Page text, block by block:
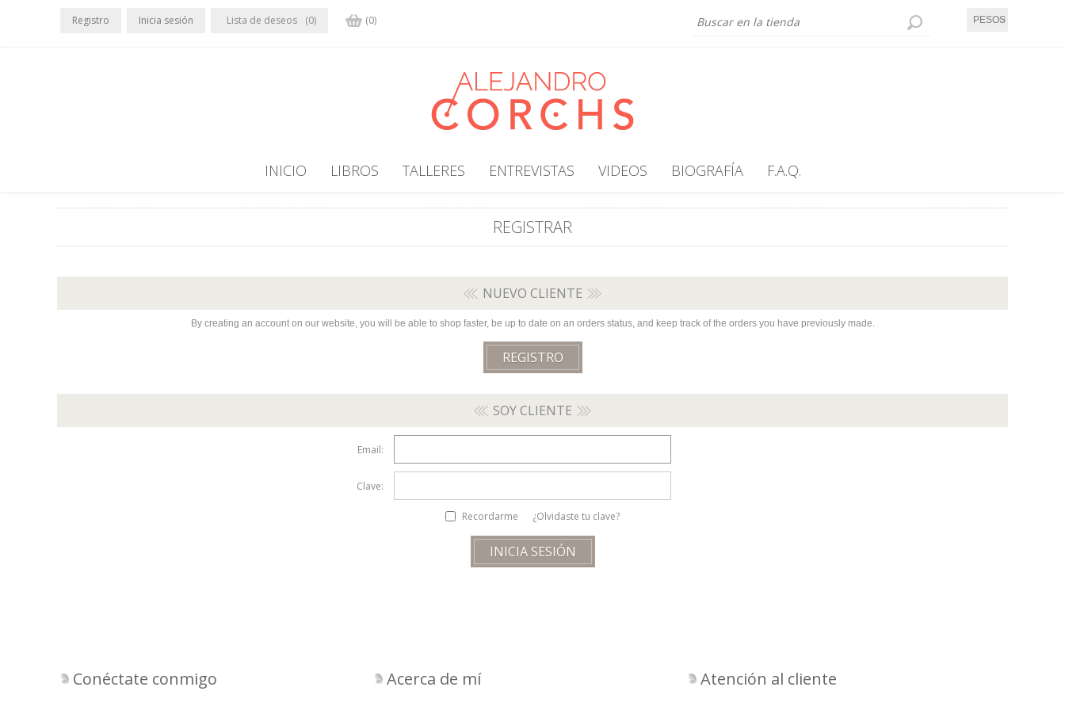
PESOS UY
Registro Inicia sesión Lista de deseos (0) (0)
INICIO LIBROS TALLERES ENTREVISTAS VIDEOS BIOGRAFÍA F.A.Q.
REGISTRAR
NUEVO CLIENTE
By creating an account on our website, you will be able to shop faster, be up to date on an orders status, and keep track of the orders you have previously made.
SOY CLIENTE
Email:
Clave:
Recordarme ¿Olvidaste tu clave?
Conéctate conmigo Acerca de mí Atención al cliente